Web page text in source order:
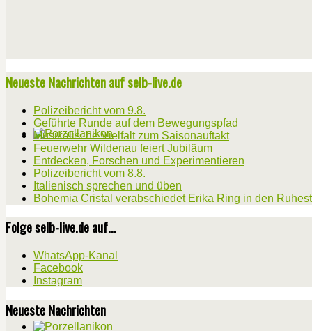
Neueste Nachrichten auf selb-live.de
Polizeibericht vom 9.8.
Geführte Runde auf dem Bewegungspfad
Musikalische Vielfalt zum Saisonauftakt
Feuerwehr Wildenau feiert Jubiläum
Entdecken, Forschen und Experimentieren
Polizeibericht vom 8.8.
Italienisch sprechen und üben
Bohemia Cristal verabschiedet Erika Ring in den
Folge selb-live.de auf...
WhatsApp-Kanal
Facebook
Instagram
Neueste Nachrichten